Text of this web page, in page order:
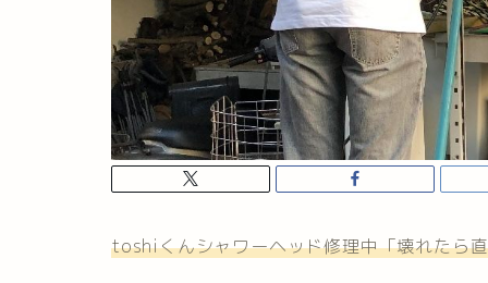
toshiくんシャワーヘッド修理中「壊れたら